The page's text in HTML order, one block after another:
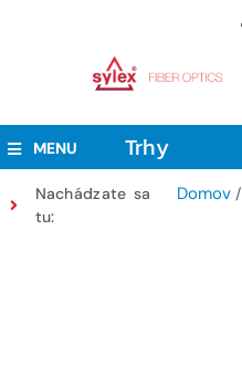
MENU Trhy
Nachádzate sa
tu:
Domov/